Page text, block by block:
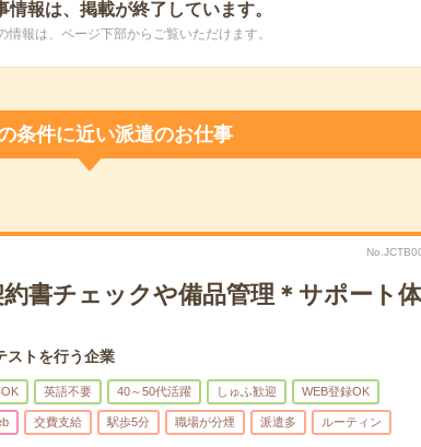
情報は、掲載が終了しています。
情報は、ページ下部からご覧いただけます。
条件に近い派遣のお仕事
書チェックや備品管理＊サポート体
ストを行う企業
英語不要 40～50代活躍 しゅふ歓迎 WEB登録OK
交費支給 駅歩5分 職場が分煙 派遣多 ルーティン